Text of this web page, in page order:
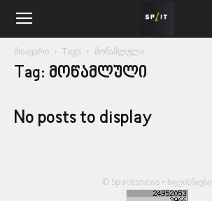
მთავარი Tags მოწამლული
Tag: მოწამლული
No posts to display
© Spacesnews • სფეისნიუსი